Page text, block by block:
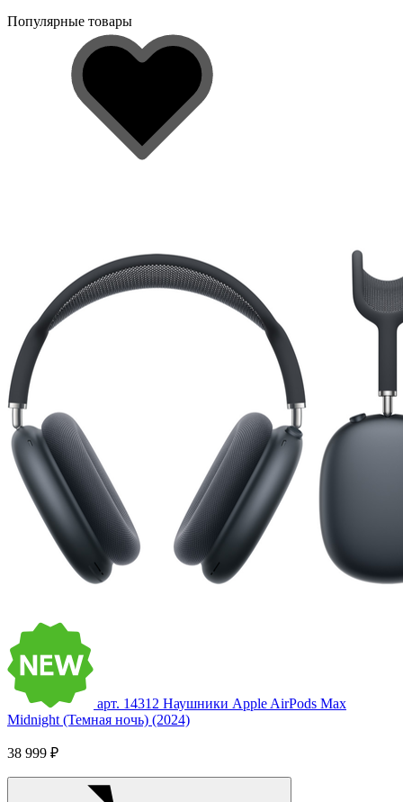
Популярные товары
арт. 14312 Наушники Apple AirPods Max
Midnight (Темная ночь) (2024)
38 999 ₽